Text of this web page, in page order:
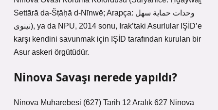
Settārā da-Šṭāḥā d-Nīnwē; Arapça: وحدات حماية سهل
نينوى), ya da NPU, 2014 sonu, Irak’taki Asurlular IŞİD’e
karşı kendini savunmak için IŞİD tarafından kurulan bir
Asur askeri örgütüdür.
Ninova Savaşı nerede yapıldı?
Ninova Muharebesi (627) Tarih 12 Aralık 627 Ninova